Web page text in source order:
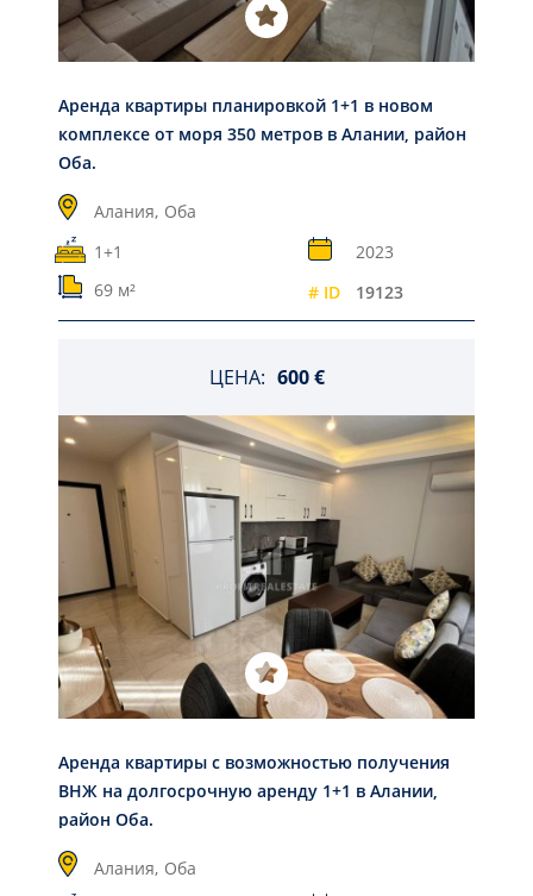
Aрендa квартиры планировкой 1+1 в новом
комплексе от моря 350 метров в Алании, район
Оба.
Алания, Оба
1+1
2023
69 м²
# ID 19123
ЦЕНА: 600 €
Aрендa квартиры с возможностью получения
ВНЖ на долгосрочную аренду 1+1 в Алании,
район Оба.
Алания, Оба